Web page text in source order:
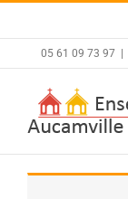
content
05 61 09 73 97